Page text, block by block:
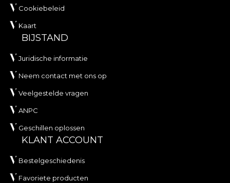
Cookiebeleid
Kaart
BIJSTAND
Juridische informatie
Neem contact met ons op
Veelgestelde vragen
ANPC
Geschillen oplossen
KLANT ACCOUNT
Bestelgeschiedenis
Favoriete producten